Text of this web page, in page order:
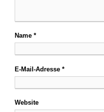
Name *
E-Mail-Adresse *
Website